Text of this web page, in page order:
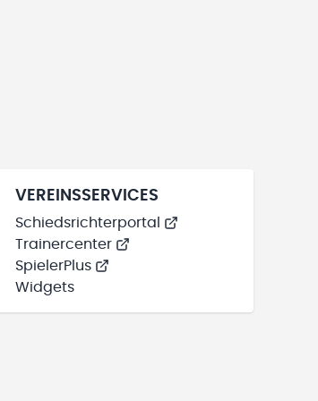
VEREINSSERVICES
Schiedsrichterportal
Trainercenter
SpielerPlus
Widgets